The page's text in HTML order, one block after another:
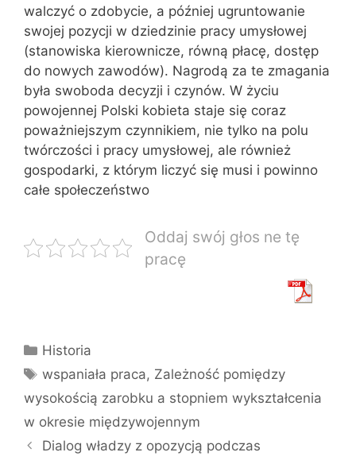
walczyć o zdobycie, a później ugruntowanie
swojej pozycji w dziedzinie pracy umysłowej
(stanowiska kierownicze, równą płacę, dostęp
do nowych zawodów). Nagrodą za te zmagania
była swoboda decyzji i czynów. W życiu
powojennej Polski kobieta staje się coraz
poważniejszym czynnikiem, nie tylko na polu
twórczości i pracy umysłowej, ale również
gospodarki, z którym liczyć się musi i powinno
całe społeczeństwo
Oddaj swój głos ne tę
pracę
Kategorie
Historia
Tagi
wspaniała praca, Zależność pomiędzy
wysokością zarobku a stopniem wykształcenia
w okresie międzywojennym
Dialog władzy z opozycją podczas